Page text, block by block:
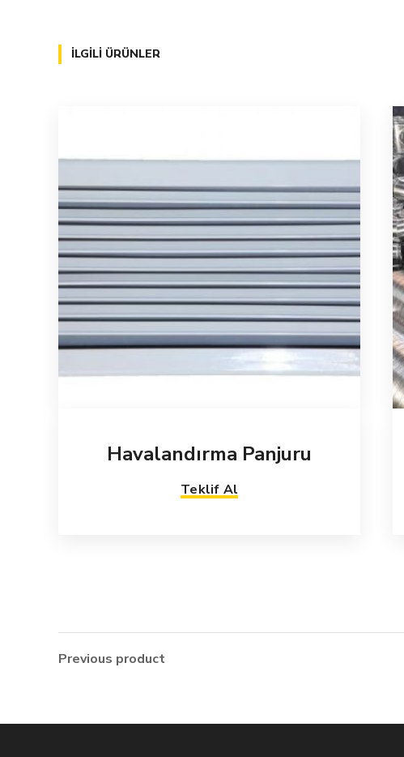
İLGILI ÜRÜNLER
Havalandırma Panjuru
Teklif Al
Previous product